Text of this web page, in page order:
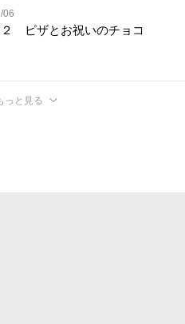
06
ピザとお祝いのチョコ
っと見る